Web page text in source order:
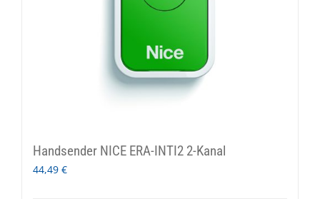
Handsender NICE ERA-INTI2 2-Kanal
44,49 €